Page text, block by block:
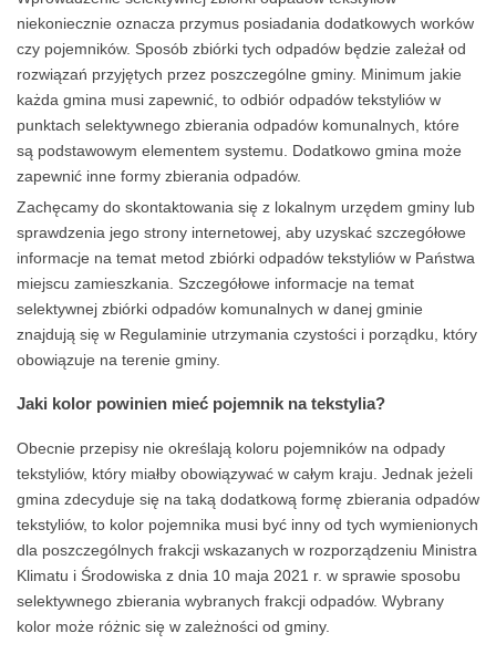
niekoniecznie oznacza przymus posiadania dodatkowych worków
czy pojemników. Sposób zbiórki tych odpadów będzie zależał od
rozwiązań przyjętych przez poszczególne gminy. Minimum jakie
każda gmina musi zapewnić, to odbiór odpadów tekstyliów w
punktach selektywnego zbierania odpadów komunalnych, które
są podstawowym elementem systemu. Dodatkowo gmina może
zapewnić inne formy zbierania odpadów.
Zachęcamy do skontaktowania się z lokalnym urzędem gminy lub
sprawdzenia jego strony internetowej, aby uzyskać szczegółowe
informacje na temat metod zbiórki odpadów tekstyliów w Państwa
miejscu zamieszkania. Szczegółowe informacje na temat
selektywnej zbiórki odpadów komunalnych w danej gminie
znajdują się w Regulaminie utrzymania czystości i porządku, który
obowiązuje na terenie gminy.
Jaki kolor powinien mieć pojemnik na tekstylia?
Obecnie przepisy nie określają koloru pojemników na odpady
tekstyliów, który miałby obowiązywać w całym kraju. Jednak jeżeli
gmina zdecyduje się na taką dodatkową formę zbierania odpadów
tekstyliów, to kolor pojemnika musi być inny od tych wymienionych
dla poszczególnych frakcji wskazanych w rozporządzeniu Ministra
Klimatu i Środowiska z dnia 10 maja 2021 r. w sprawie sposobu
selektywnego zbierania wybranych frakcji odpadów. Wybrany
kolor może różnic się w zależności od gminy.